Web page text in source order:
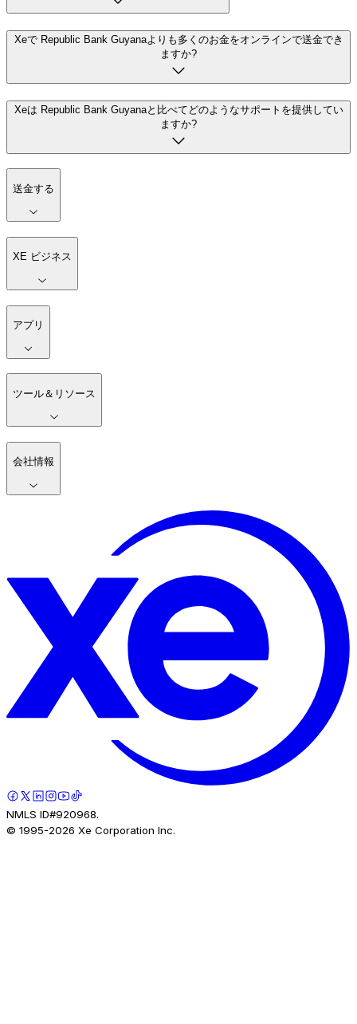
Xeで Republic Bank Guyanaよりも多くのお金をオンラインで送金でき
ますか?
Xeは Republic Bank Guyanaと比べてどのようなサポートを提供してい
ますか?
送金する
XE ビジネス
アプリ
ツール＆リソース
会社情報
NMLS ID#920968.
© 1995-2026 Xe Corporation Inc.